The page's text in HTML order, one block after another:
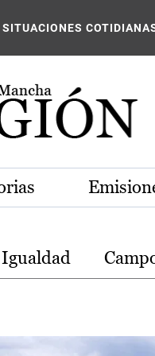
SITUACIONES
Igualdad